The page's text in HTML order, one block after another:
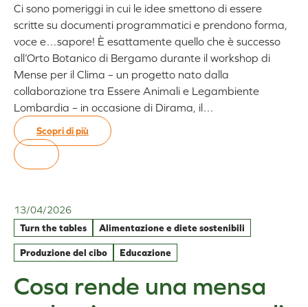
evento
Dirama
23.06
Ci sono pomeriggi in cui le idee smettono di essere
scritte su documenti programmatici e prendono forma,
voce e…sapore! È esattamente quello che è successo
all’Orto Botanico di Bergamo durante il workshop di
Mense per il Clima – un progetto nato dalla
collaborazione tra Essere Animali e Legambiente
Lombardia – in occasione di Dirama, il…
Scopri di più
:
clima
–
Evento
Dirama
13/04/2026
Turn the tables
Alimentazione e diete sostenibili
Produzione del cibo Educazione
Cosa rende una mensa